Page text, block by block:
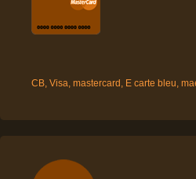
CB, Visa, mastercard, E carte bleu,